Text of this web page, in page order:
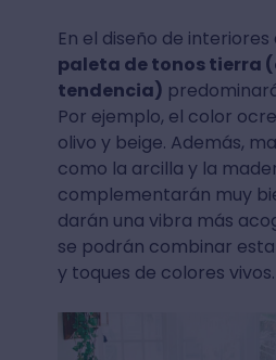
En el diseño de
paleta de tonos tierra
tendencia)
Por ejemplo, el color
olivo y beige. Además,
como la arcilla y la
complementarán muy
darán una vibra más
se podrán combinar
y toques de colores vivos.